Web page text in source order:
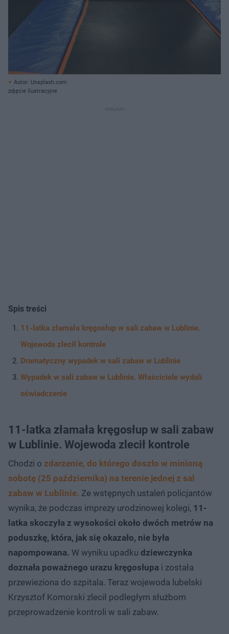
Autor: Unsplash.com
zdjęcie ilustracyjne
Spis treści
11-latka złamała kręgosłup w sali zabaw w Lublinie.
Wojewoda zlecił kontrole
Dramatyczny wypadek w sali zabaw w Lublinie
Wypadek w sali zabaw w Lublinie. Właściciele wydali
oświadczenie
11-latka złamała kręgosłup w sali zabaw
w Lublinie. Wojewoda zlecił kontrole
Chodzi o zdarzenie, do którego doszło w minioną
sobotę (25 października) na terenie jednej z sal
zabaw w Lublinie. Ze wstępnych ustaleń policjantów
wynika, że podczas imprezy urodzinowej kolegi, 11-
latka skoczyła z wysokości około dwóch metrów na
poduszkę, która, jak się okazało, nie była
napompowana. W wyniku upadku dziewczynka
doznała poważnego urazu kręgosłupa i została
przewieziona do szpitala. Teraz wojewoda lubelski
Krzysztof Komorski zlecił podległym służbom
przeprowadzenie kontroli w sali zabaw.